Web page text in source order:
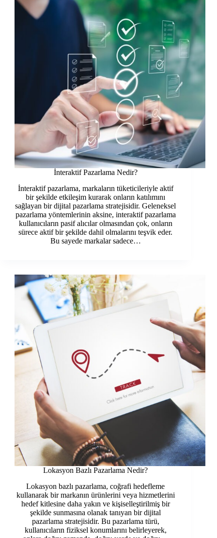
İnteraktif Pazarlama Nedir?
İnteraktif pazarlama, markaların tüketicileriyle aktif
bir şekilde etkileşim kurarak onların katılımını
sağlayan bir dijital pazarlama stratejisidir. Geleneksel
pazarlama yöntemlerinin aksine, interaktif pazarlama
kullanıcıların pasif alıcılar olmasından çok, onların
sürece aktif bir şekilde dahil olmalarını teşvik eder.
Bu sayede markalar sadece…
Lokasyon Bazlı Pazarlama Nedir?
Lokasyon bazlı pazarlama, coğrafi hedefleme
kullanarak bir markanın ürünlerini veya hizmetlerini
hedef kitlesine daha yakın ve kişiselleştirilmiş bir
şekilde sunmasına olanak tanıyan bir dijital
pazarlama stratejisidir. Bu pazarlama türü,
kullanıcıların fiziksel konumlarını belirleyerek,